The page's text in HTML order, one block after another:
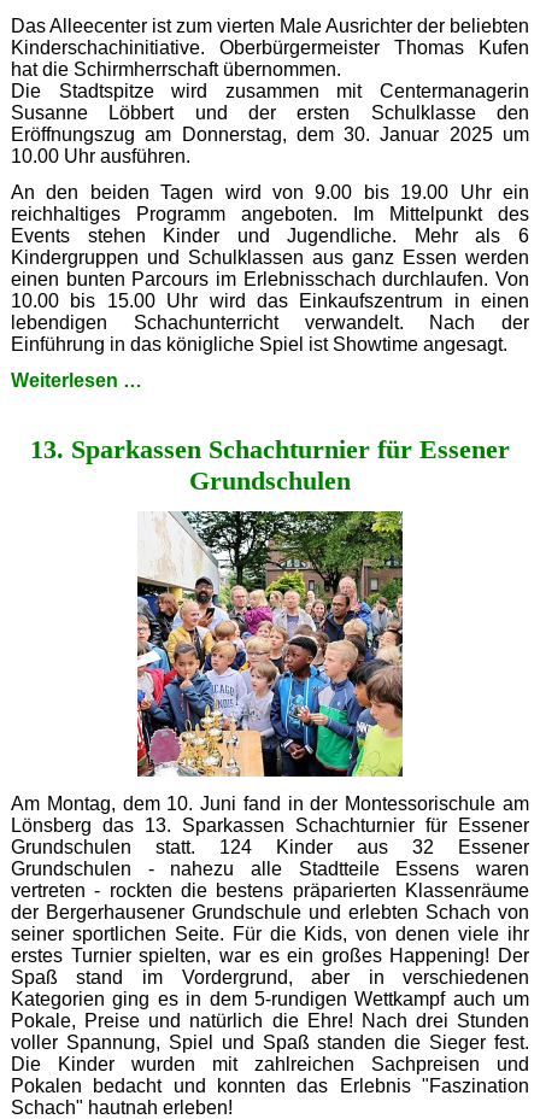
Das Alleecenter ist zum vierten Male Ausrichter der beliebten
Kinderschachinitiative. Oberbürgermeister Thomas Kufen
hat die Schirmherrschaft übernommen.
Die Stadtspitze wird zusammen mit Centermanagerin
Susanne Löbbert und der ersten Schulklasse den
Eröffnungszug am Donnerstag, dem 30. Januar 2025 um
10.00 Uhr ausführen.
An den beiden Tagen wird von 9.00 bis 19.00 Uhr ein
reichhaltiges Programm angeboten. Im Mittelpunkt des
Events stehen Kinder und Jugendliche. Mehr als 6
Kindergruppen und Schulklassen aus ganz Essen werden
einen bunten Parcours im Erlebnisschach durchlaufen. Von
10.00 bis 15.00 Uhr wird das Einkaufszentrum in einen
lebendigen Schachunterricht verwandelt. Nach der
Einführung in das königliche Spiel ist Showtime angesagt.
Weiterlesen …
Schach
13. Sparkassen Schachturnier für Essener
Grundschulen
Am Montag, dem 10. Juni fand in der Montessorischule am
Lönsberg das 13. Sparkassen Schachturnier für Essener
Grundschulen statt. 124 Kinder aus 32 Essener
Grundschulen - nahezu alle Stadtteile Essens waren
vertreten - rockten die bestens präparierten Klassenräume
der Bergerhausener Grundschule und erlebten Schach von
seiner sportlichen Seite. Für die Kids, von denen viele ihr
erstes Turnier spielten, war es ein großes Happening! Der
Spaß stand im Vordergrund, aber in verschiedenen
Kategorien ging es in dem 5-rundigen Wettkampf auch um
Pokale, Preise und natürlich die Ehre! Nach drei Stunden
voller Spannung, Spiel und Spaß standen die Sieger fest.
Die Kinder wurden mit zahlreichen Sachpreisen und
Pokalen bedacht und konnten das Erlebnis "Faszination
Schach" hautnah erleben!